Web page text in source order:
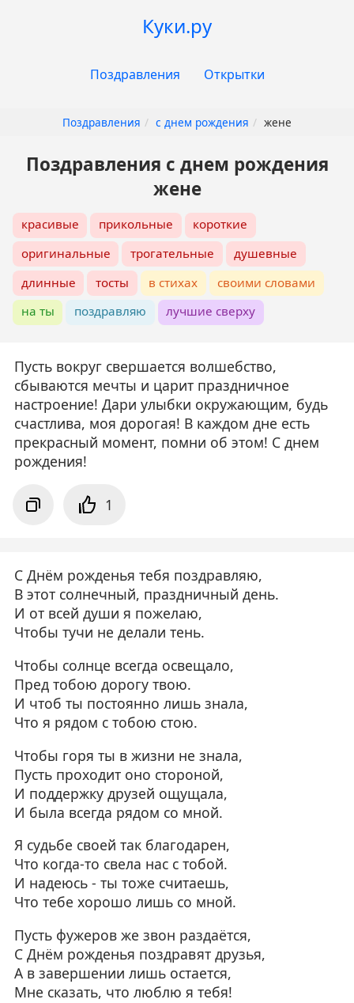
Куки.ру
ОсновнаяПоздравления Открытки
Поздравления с днем рождения жене
Поздравления с днем рождения
жене
красивые прикольные
короткие
оригинальные
трогательные
душевные
длинные
тосты в стихах
своими словами
на ты
поздравляю лучшие сверху
Пусть вокруг свершается волшебство,
сбываются мечты и царит праздничное
настроение! Дари улыбки окружающим, будь
счастлива, моя дорогая! В каждом дне есть
прекрасный момент, помни об этом! С днем
рождения!
1
С Днём рожденья тебя поздравляю,
В этот солнечный, праздничный день.
И от всей души я пожелаю,
Чтобы тучи не делали тень.
Чтобы солнце всегда освещало,
Пред тобою дорогу твою.
И чтоб ты постоянно лишь знала,
Что я рядом с тобою стою.
Чтобы горя ты в жизни не знала,
Пусть проходит оно стороной,
И поддержку друзей ощущала,
И была всегда рядом со мной.
Я судьбе своей так благодарен,
Что когда-то свела нас с тобой.
И надеюсь - ты тоже считаешь,
Что тебе хорошо лишь со мной.
Пусть фужеров же звон раздаётся,
С Днём рожденья поздравят друзья,
А в завершении лишь остается,
Мне сказать, что люблю я тебя!